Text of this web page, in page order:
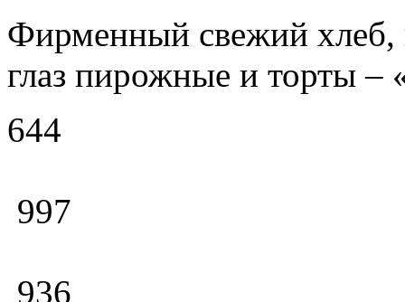
Фирменный свежий хлеб,
глаз пирожные и торты
644
997
936